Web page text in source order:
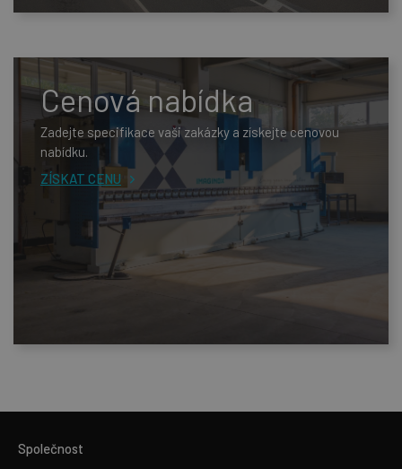
Cenová nabídka
Zadejte specifikace vaši zakázky a získejte cenovou
nabídku.
ZÍSKAT CENU
Společnost